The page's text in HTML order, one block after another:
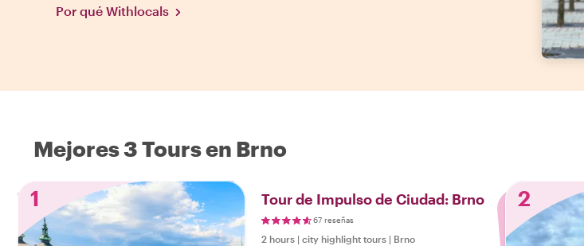
Por qué Withlocals
Mejores 3 Tours en Brno
1
Tour de Impulso de Ciudad: Brno
67 reseñas
2 hours | city highlight tours | Brno
2